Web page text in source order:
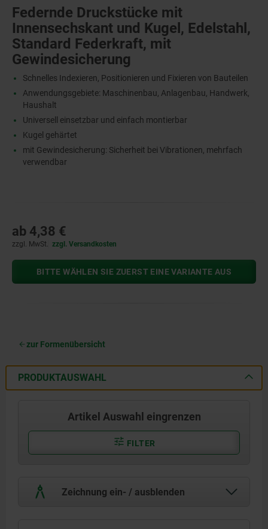
Federnde Druckstücke mit
Innensechskant und Kugel, Edelstahl,
Standard Federkraft, mit
Gewindesicherung
Schnelles Indexieren, Positionieren und Fixieren von Bauteilen
Anwendungsgebiete: Maschinenbau, Anlagenbau, Handwerk,
Haushalt
Universell einsetzbar und einfach montierbar
Kugel gehärtet
mit Gewindesicherung: Sicherheit bei Vibrationen, mehrfach
verwendbar
ab 4,38 €
zzgl. MwSt. zzgl. Versandkosten
BITTE WÄHLEN SIE ZUERST EINE VARIANTE AUS
zur Formenübersicht
PRODUKTAUSWAHL
Artikel Auswahl eingrenzen
FILTER
Zeichnung ein- / ausblenden